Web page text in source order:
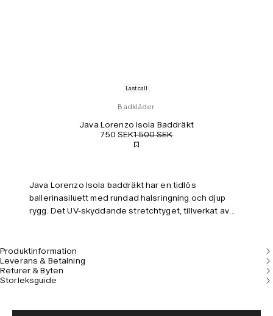
Last call
Badkläder
Java Lorenzo Isola Baddräkt
750 SEK1 500 SEK
Java Lorenzo Isola baddräkt har en tidlös
ballerinasiluett med rundad halsringning och djup
rygg. Det UV-skyddande stretchtyget, tillverkat av
Produktinformation
Leverans & Betalning
Returer & Byten
Storleksguide